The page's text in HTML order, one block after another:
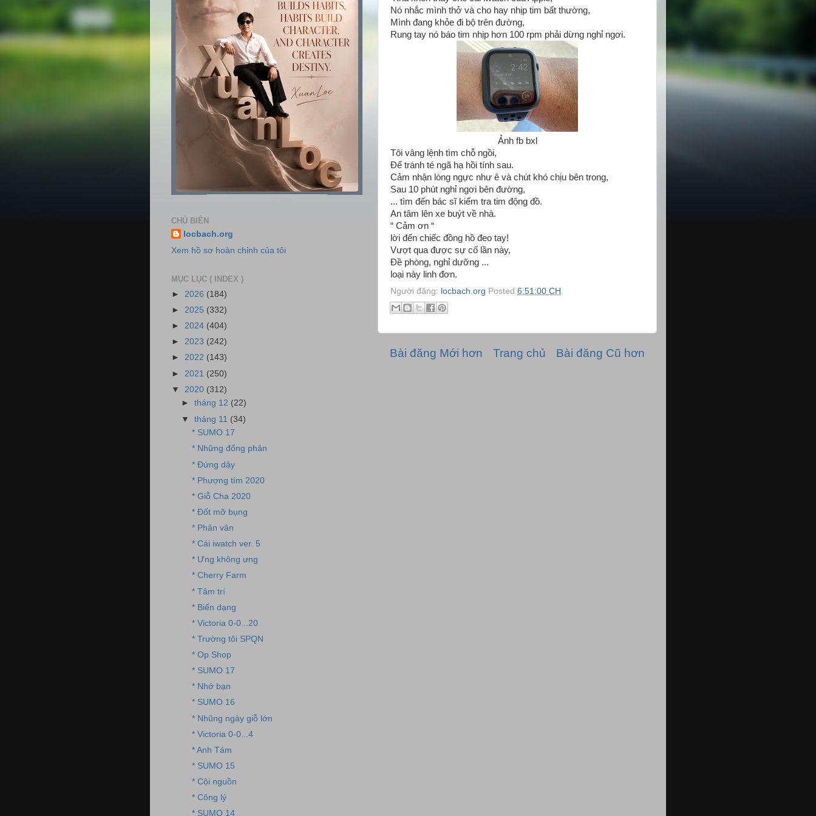
Nó nhắc mình thở và cho hay nhịp tim bất thường,
Mình đang khỏe đi bộ trên đường,
Rung tay nó báo tim nhịp hơn 100 rpm phải dừng nghỉ ngơi.
Ảnh fb bxl
Tôi vâng lệnh tìm chỗ ngồi,
Để tránh té ngã hạ hồi tính sau.
Cảm nhận lòng ngực như ê và chút khó chịu bên trong,
Sau 10 phút nghỉ ngơi bên đường,
... tìm đến bác sĩ kiểm tra tim động đồ.
An tâm lên xe buýt về nhà.
“ Cảm ơn “
lời đến chiếc đồng hồ đeo tay!
Vượt qua được sự cố lần này,
Đề phòng, nghỉ dưỡng ...
loại này linh đơn.
Người đăng: locbach.org Posted 6:51:00 CH
Bài đăng Mới hơn Bài đăng Cũ hơn
Trang chủ
CHỦ BIÊN
locbach.org
Xem hồ sơ hoàn chỉnh của tôi
MỤC LỤC ( INDEX )
► 2026 (184)
► 2025 (332)
► 2024 (404)
► 2023 (242)
► 2022 (143)
► 2021 (250)
▼ 2020 (312)
►tháng 12 (22)
▼tháng 11 (34)
* SUMO 17
* Những đống phân
* Đứng dậy
* Phượng tím 2020
* Giỗ Cha 2020
* Đốt mỡ bụng
* Phân vân
* Cái iwatch ver. 5
* Ưng không ưng
* Cherry Farm
* Tâm trí
* Biến dạng
* Victoria 0-0...20
* Trường tôi SPQN
* Op Shop
* SUMO 17
* Nhớ bạn
* SUMO 16
* Nhũng ngày giỗ lớn
* Victoria 0-0...4
* Anh Tám
* SUMO 15
* Cội nguồn
* Công lý
* SUMO 14